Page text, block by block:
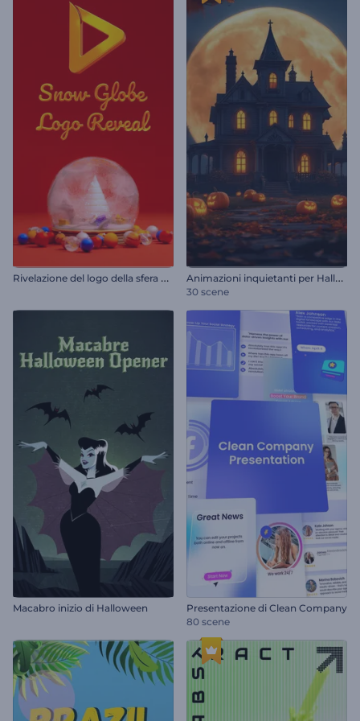
R
ivelazione del logo della sfera di neve A
nimazioni inquietanti per Halloween
30 scene
Macabro inizio di Halloween
Presentazione di Clean Company
80 scene